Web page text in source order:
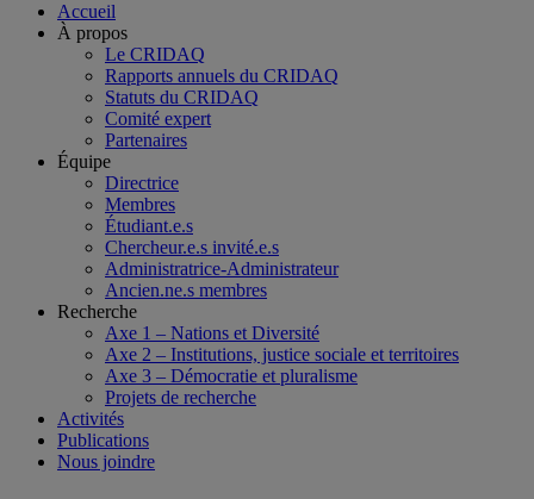
Accueil
À propos
Le CRIDAQ
Rapports annuels du CRIDAQ
Statuts du CRIDAQ
Comité expert
Partenaires
Équipe
Directrice
Membres
Étudiant.e.s
Chercheur.e.s invité.e.s
Administratrice-Administrateur
Ancien.ne.s membres
Recherche
Axe 1 – Nations et Diversité
Axe 2 – Institutions, justice sociale et territoires
Axe 3 – Démocratie et pluralisme
Projets de recherche
Activités
Publications
Nous joindre